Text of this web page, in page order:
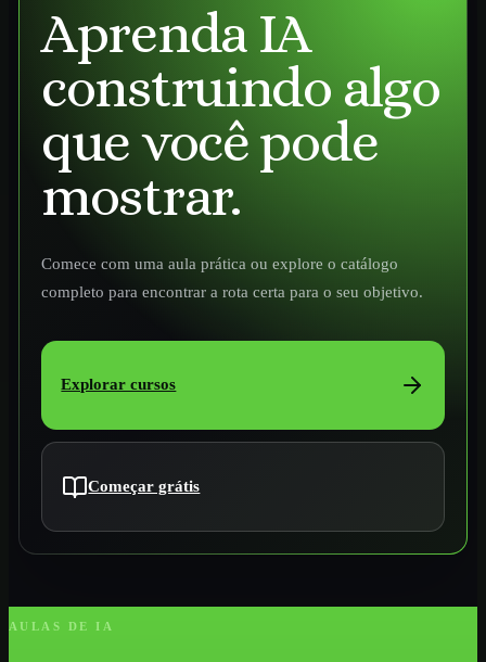
Aprenda IA
construindo algo
que você pode
mostrar.
Comece com uma aula prática ou explore o catálogo
completo para encontrar a rota certa para o seu objetivo.
Explorar cursos
Começar grátis
AULAS DE IA